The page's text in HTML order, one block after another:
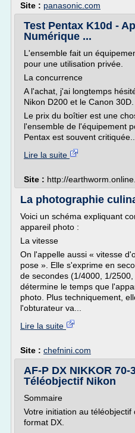
Site : panasonic.com
Test Pentax K10d -
Numérique ...
L'ensemble fait un
pour une utilisation privée.
La concurrence
A l'achat, j'ai longtemps
Nikon D200 et le Canon 30D.
Le prix du boîtier est une
l'ensemble de l'équipement
Pentax est souvent critiquée...
Lire la suite
Site : http://
La photographie
Voici un schéma expliquant
appareil photo :
La vitesse
On l'appelle aussi « vitesse
pose ». Elle s'exprime en
de secondes (1/4000, 1/
détermine le temps que
photo. Plus techniquement,
l'obturateur va...
Lire la suite
Site : chefnini.com
AF-P DX NIKKOR 70-
Téléobjectif Nikon
Sommaire
Votre initiation au
format DX.